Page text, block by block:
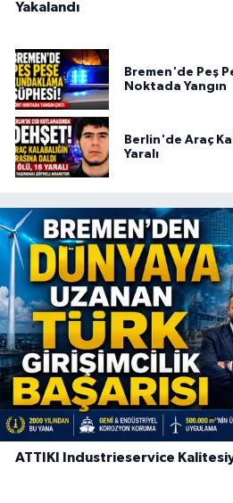
Yakalandı
Bremen'de Peş
Noktada Yangın
Berlin'de Araç
Yaralı
ATTIKI Industrieservice